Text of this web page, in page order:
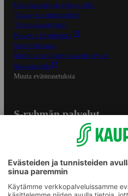
Osuuskauppojen yhteystiedot
Tilaus- ja toimitusehdot
Tietosuojakäytäntö
Palvelun käyttöehdot
Saavutettavuus
Mobiilisovelluksen saavutettavuus
Mainostajalle
Muuta evästeasetuksia
S-ryhmän palvelut
Yhteishyvä Ruoka -sovellus
S-ostoslista -sovellus
Prisma.fi